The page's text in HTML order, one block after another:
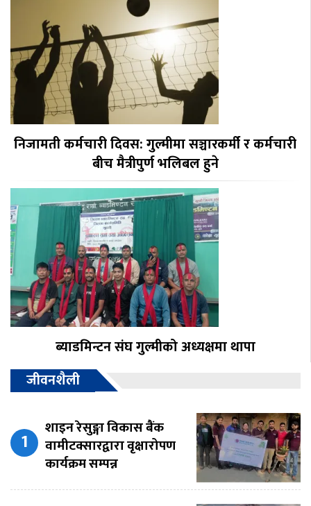
निजामती कर्मचारी दिवस: गुल्मीमा सञ्चारकर्मी र कर्मचारी
बीच मैत्रीपुर्ण भलिबल हुने
ब्याडमिन्टन संघ गुल्मीको अध्यक्षमा थापा
जीवनशैली
शाइन रेसुङ्गा विकास बैंक
वामीटक्सारद्वारा वृक्षारोपण
कार्यक्रम सम्पन्न